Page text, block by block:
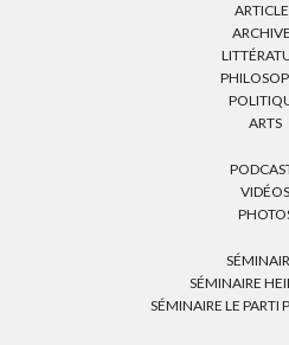
ARTS
VIDÉOS
SÉMINAIRE
SÉMINAIRE LE PARTI